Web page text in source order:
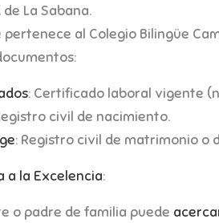
La Sabana.
pertenece al Colegio Bilingüe
: Certificado laboral vigente
civil de nacimiento.
: Registro civil de matrimonio o
a la Excelencia:
o padre de familia puede